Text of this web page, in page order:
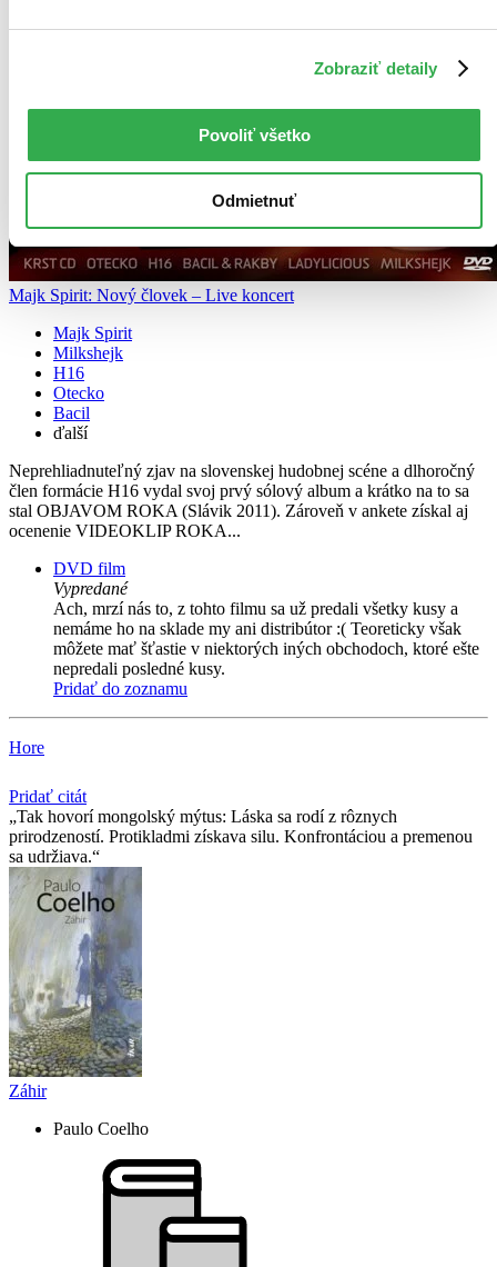
Zobraziť detaily
Povoliť všetko
Odmietnuť
Majk Spirit: Nový človek – Live koncert
Majk Spirit
Milkshejk
H16
Otecko
Bacil
ďalší
Neprehliadnuteľný zjav na slovenskej hudobnej scéne a dlhoročný
člen formácie H16 vydal svoj prvý sólový album a krátko na to sa
stal OBJAVOM ROKA (Slávik 2011). Zároveň v ankete získal aj
ocenenie VIDEOKLIP ROKA...
DVD film
Vypredané
Ach, mrzí nás to, z tohto filmu sa už predali všetky kusy a
nemáme ho na sklade my ani distribútor :( Teoreticky však
môžete mať šťastie v niektorých iných obchodoch, ktoré ešte
nepredali posledné kusy.
Pridať do zoznamu
Hore
Pridať citát
Tak hovorí mongolský mýtus: Láska sa rodí z rôznych
prirodzeností. Protikladmi získava silu. Konfrontáciou a premenou
sa udržiava.
Záhir
Paulo Coelho